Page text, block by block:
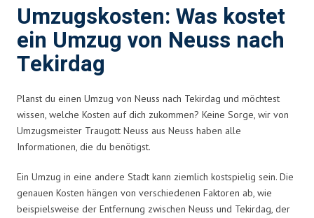
Umzugskosten: Was kostet
ein Umzug von Neuss nach
Tekirdag
Planst du einen Umzug von Neuss nach Tekirdag und möchtest
wissen, welche Kosten auf dich zukommen? Keine Sorge, wir von
Umzugsmeister Traugott Neuss aus Neuss haben alle
Informationen, die du benötigst.
Ein Umzug in eine andere Stadt kann ziemlich kostspielig sein. Die
genauen Kosten hängen von verschiedenen Faktoren ab, wie
beispielsweise der Entfernung zwischen Neuss und Tekirdag, der